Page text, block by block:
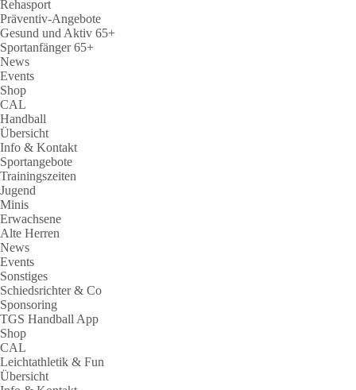
Rehasport
Präventiv-Angebote
Gesund und Aktiv 65+
Sportanfänger 65+
News
Events
Shop
CAL
Handball
Übersicht
Info & Kontakt
Sportangebote
Trainingszeiten
Jugend
Minis
Erwachsene
Alte Herren
News
Events
Sonstiges
Schiedsrichter & Co
Sponsoring
TGS Handball App
Shop
CAL
Leichtathletik & Fun
Übersicht